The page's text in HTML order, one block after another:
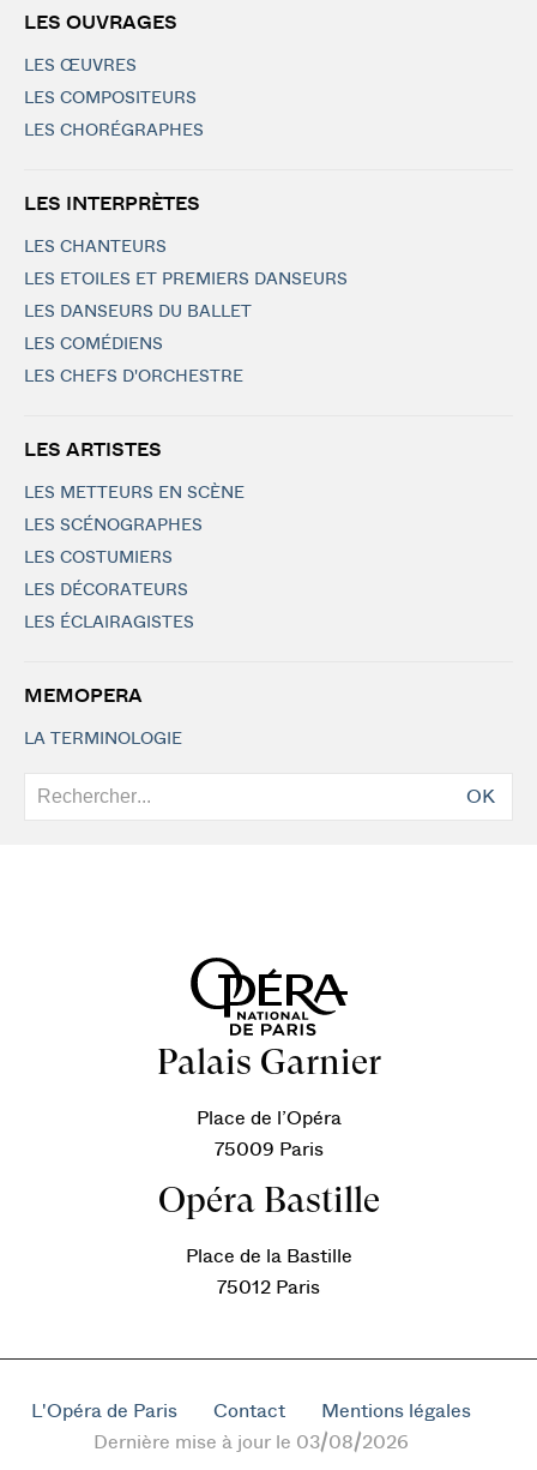
LES OUVRAGES
LES ŒUVRES
LES COMPOSITEURS
LES CHORÉGRAPHES
LES INTERPRÈTES
LES CHANTEURS
LES ETOILES ET PREMIERS DANSEURS
LES DANSEURS DU BALLET
LES COMÉDIENS
LES CHEFS D'ORCHESTRE
LES ARTISTES
LES METTEURS EN SCÈNE
LES SCÉNOGRAPHES
LES COSTUMIERS
LES DÉCORATEURS
LES ÉCLAIRAGISTES
MEMOPERA
LA TERMINOLOGIE
OK
Palais Garnier
Place de l’Opéra
75009 Paris
Opéra Bastille
Place de la Bastille
75012 Paris
L'Opéra de Paris Contact
Mentions légales
Dernière mise à jour le 03/08/2026